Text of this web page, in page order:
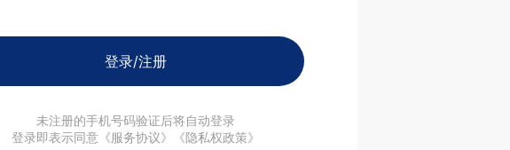
登录/注册
未注册的手机号码验证后将自动登录
登录即表示同意《服务协议》《隐私权政策》